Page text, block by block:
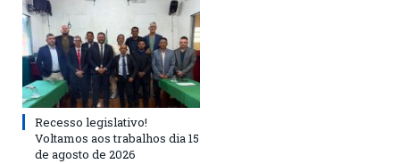
Recesso legislativo!
Voltamos aos trabalhos dia 15
de agosto de 2026